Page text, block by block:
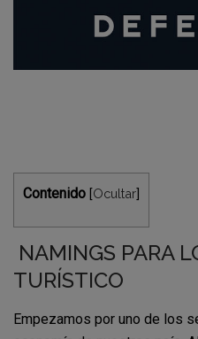
Contenido Ocultar
NAMINGS PARA
TURÍSTICO
Empezamos por uno de los